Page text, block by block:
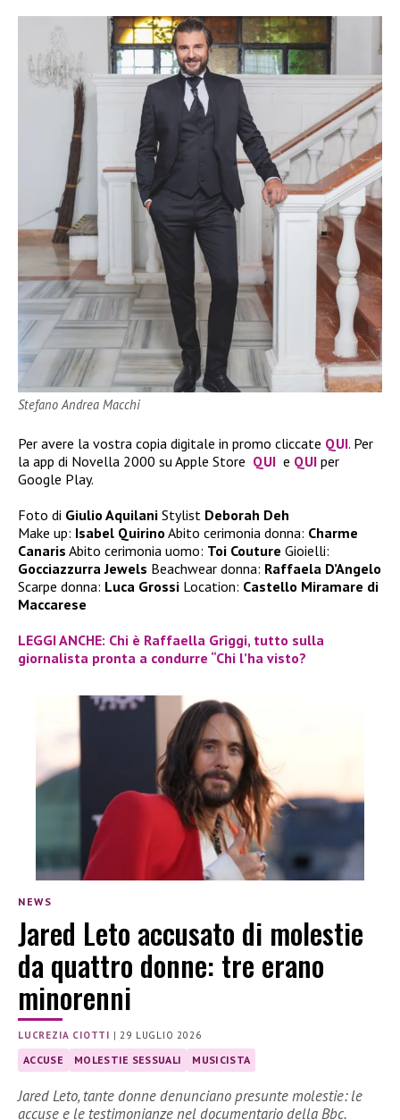
Stefano Andrea Macchi
Per avere la vostra copia digitale in promo cliccate QUI. Per
la app di Novella 2000 su Apple Store QUI e QUI per
Google Play.
Foto di Giulio Aquilani Stylist Deborah Deh
Make up: Isabel Quirino Abito cerimonia donna: Charme
Canaris Abito cerimonia uomo: Toi Couture Gioielli:
Gocciazzurra Jewels Beachwear donna: Raffaela D’Angelo
Scarpe donna: Luca Grossi Location: Castello Miramare di
Maccarese
LEGGI ANCHE: Chi è Raffaella Griggi, tutto sulla
giornalista pronta a condurre “Chi l’ha visto?
NEWS
Jared Leto accusato di molestie
da quattro donne: tre erano
minorenni
LUCREZIA CIOTTI | 29 LUGLIO 2026
ACCUSE MOLESTIE SESSUALI MUSICISTA
Jared Leto, tante donne denunciano presunte molestie: le
accuse e le testimonianze nel documentario della Bbc.